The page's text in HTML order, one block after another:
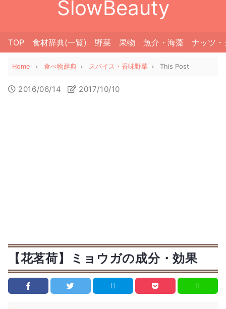
SlowBeauty
TOP 食材辞典(一覧) 野菜 果物 魚介・海藻 ナッツ
Home 食べ物辞典 スパイス・香味野菜 This Post
2016/06/14 2017/10/10
【花茗荷】ミョウガの成分・効果